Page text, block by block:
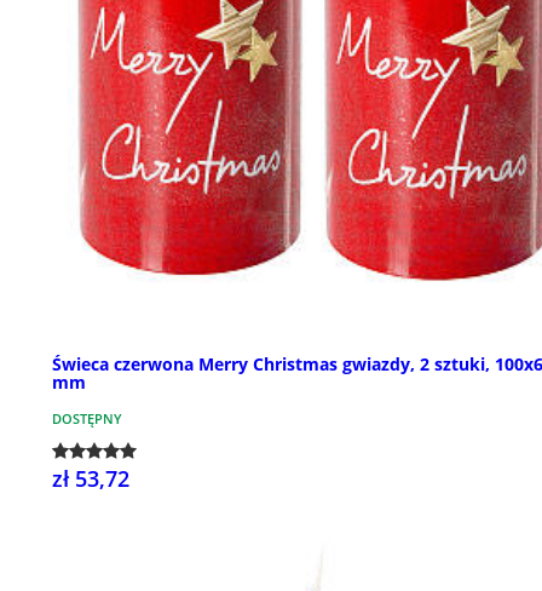
Świeca czerwona Merry Christmas gwiazdy, 2 sztuki,
mm
DOSTĘPNY
zł 53,72